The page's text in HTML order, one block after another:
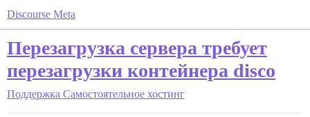
Discourse Meta
Перезагрузка сервера требует
перезагрузки контейнера disco
Поддержка Самостоятельное хостинг